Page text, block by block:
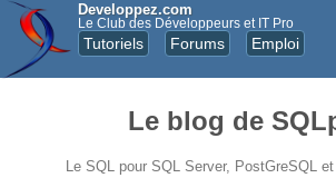
Developpez.com
Le Club des Développeurs et IT Pro
Tutoriels Forums Emploi
Le blog de
Le SQL pour SQL Server, PostGreSQL